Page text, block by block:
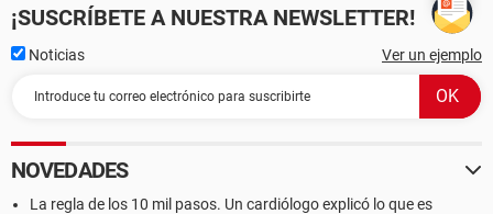
¡SUSCRÍBETE A NUESTRA NEWSLETTER!
Noticias Ver un ejemplo
NOVEDADES
La regla de los 10 mil pasos. Un cardiólogo explicó lo que es